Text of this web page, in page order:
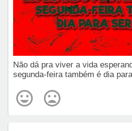
Não dá pra viver a vida
segunda-feira também é dia